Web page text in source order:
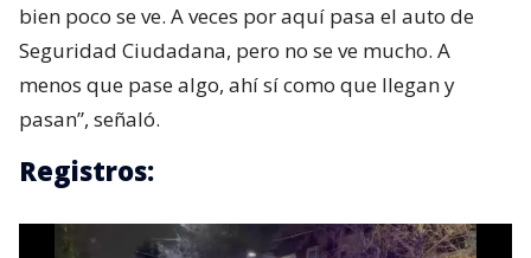
bien poco se ve. A veces por aquí pasa el auto de
Seguridad Ciudadana, pero no se ve mucho. A
menos que pase algo, ahí sí como que llegan y
pasan”, señaló.
Registros: